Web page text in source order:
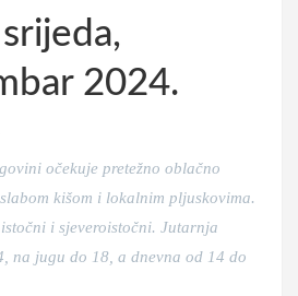
2024.
očekuje pretežno oblačno
kišom i lokalnim pljuskovima.
i sjeveroistočni. Jutarnja
na jugu do 18, a dnevna od 14 do